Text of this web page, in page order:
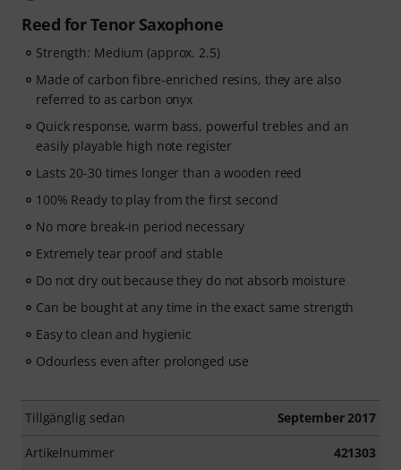
Reed for Tenor Saxophone
Strength: Medium (approx. 2.5)
Made of carbon fibre-enriched resins, they are also
referred to as carbon onyx
Quick response, warm bass, powerful trebles and an
easily playable high note register
Lasts 20-30 times longer than a wooden reed
100% Ready to play from the first second
No more break-in period necessary
Extremely tear proof and stable
Do not dry out because they do not absorb moisture
Can be bought at any time in the exact same strength
Easy to clean and hygienic
Odourless even after prolonged use
Tillgänglig sedan September 2017
Artikelnummer 421303